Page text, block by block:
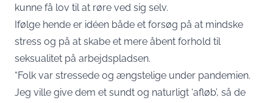
kunne få lov til at røre ved sig selv.
Ifølge hende er idéen både et forsøg på at mindske
stress og på at skabe et mere åbent forhold til
seksualitet på arbejdspladsen.
“Folk var stressede og ængstelige under pandemien.
Jeg ville give dem et sundt og naturligt ‘afløb’, så de